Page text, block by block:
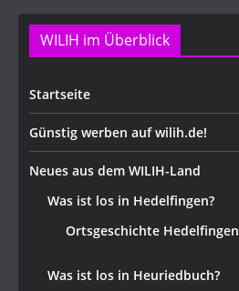
WILIH im Überblick
Startseite
Günstig werben auf wilih.de!
Neues aus dem WILIH-Land
Was ist los in Hedelfingen?
Ortsgeschichte Hedelfingen
Was ist los in Heuriedbuch?